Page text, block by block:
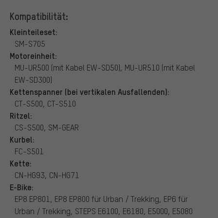
Kompatibilität:
Kleinteileset:
SM-S705
Motoreinheit:
MU-UR500 (mit Kabel EW-SD50), MU-UR510 (mit Kabel
EW-SD300)
Kettenspanner (bei vertikalen Ausfallenden):
CT-S500, CT-S510
Ritzel:
CS-S500, SM-GEAR
Kurbel:
FC-S501
Kette:
CN-HG93, CN-HG71
E-Bike:
EP8 EP801, EP8 EP800 für Urban / Trekking, EP6 für
Urban / Trekking, STEPS E6100, E6180, E5000, E5080